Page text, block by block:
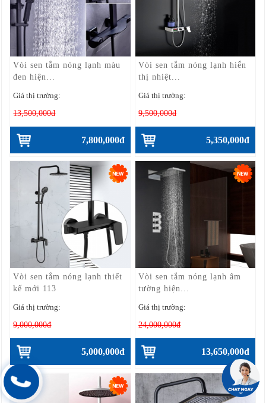
Vòi sen tắm nóng lạnh màu
đen hiện...
Giá thị trường:
13,500,000đ
7,800,000đ
Vòi sen tắm nóng lạnh hiển
thị nhiệt...
Giá thị trường:
9,500,000đ
5,350,000đ
Vòi sen tắm nóng lạnh thiết
kế mới 113
Giá thị trường:
9,000,000đ
5,000,000đ
Vòi sen tắm nóng lạnh âm
tường hiện...
Giá thị trường:
24,000,000đ
13,650,000đ